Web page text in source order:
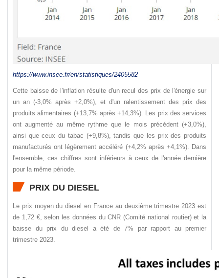
https://www.insee.fr/en/statistiques/2405582
Cette baisse de l'inflation résulte d'un recul des prix de l'énergie sur
un an (-3,0% après +2,0%), et d'un ralentissement des prix des
produits alimentaires (+13,7% après +14,3%). Les prix des services
ont augmenté au même rythme que le mois précédent (+3,0%),
ainsi que ceux du tabac (+9,8%), tandis que les prix des produits
manufacturés ont légèrement accéléré (+4,2% après +4,1%). Dans
l'ensemble, ces chiffres sont inférieurs à ceux de l'année dernière
pour la même période.
PRIX DU DIESEL
Le prix moyen du diesel en France au deuxième trimestre 2023 est
de 1,72 €, selon les données du CNR (Comité national routier) et la
baisse du prix du diesel a été de 7% par rapport au premier
trimestre 2023.